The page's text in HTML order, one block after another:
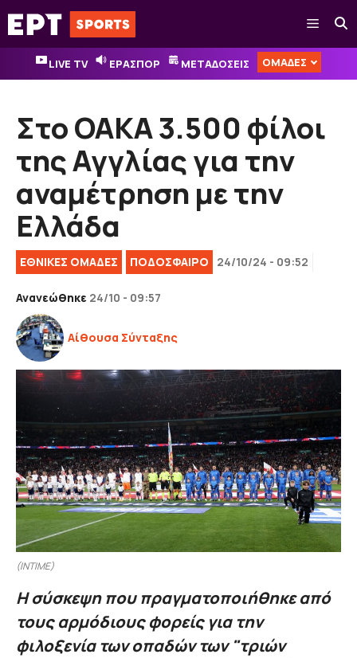
Μετάβαση
σε
περιεχόμενο
Μενού
LIVE TV ΕΡΑΣΠΟΡ ΜΕΤΑΔΟΣΕΙΣ ΟΜΑΔΕΣ
Στο ΟΑΚΑ 3.500 φίλοι
της Αγγλίας για την
αναμέτρηση με την
Ελλάδα
ΕΘΝΙΚΈΣ ΟΜΆΔΕΣ ΠΟΔΟΣΦΑΙΡΟ 24/10/24 - 09:52
Ανανεώθηκε 24/10 - 09:57
Αίθουσα Σύνταξης
(INTIME)
Η σύσκεψη που πραγματοποιήθηκε από
τους αρμόδιους φορείς για την
φιλοξενία των οπαδών των "τριών